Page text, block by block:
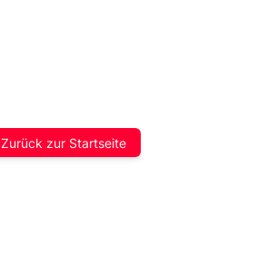
Zurück zur Startseite